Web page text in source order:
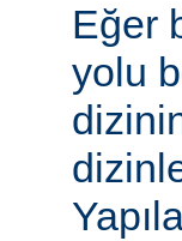
Eğer
yolu